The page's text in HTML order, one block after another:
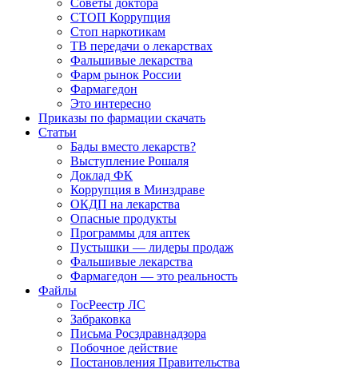
Советы доктора
СТОП Коррупция
Стоп наркотикам
ТВ передачи о лекарствах
Фальшивые лекарства
Фарм рынок России
Фармагедон
Это интересно
Приказы по фармации скачать
Статьи
Бады вместо лекарств?
Выступление Рошаля
Доклад ФК
Коррупция в Минздраве
ОКДП на лекарства
Опасные продукты
Программы для аптек
Пустышки — лидеры продаж
Фальшивые лекарства
Фармагедон — это реальность
Файлы
ГосРеестр ЛС
Забраковка
Письма Росздравнадзора
Побочное действие
Постановления Правительства